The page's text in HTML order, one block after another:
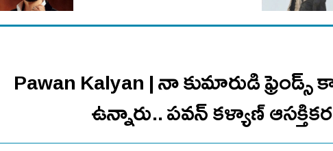
Pawan Kalyan | నా కుమారుడి
ఉన్నారు.. ప‌వ‌న్ క‌ళ్యాణ్